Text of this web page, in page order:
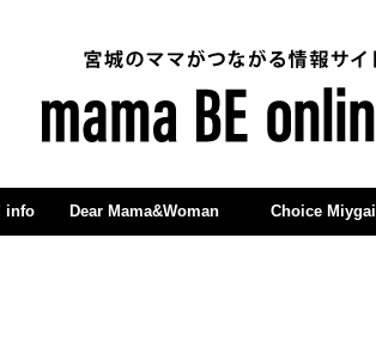
info Dear Mama&Woman Choice Miygai